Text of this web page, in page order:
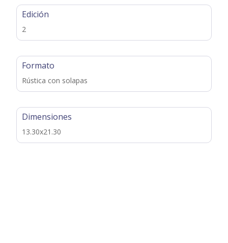
Edición
2
Formato
Rústica con solapas
Dimensiones
13.30x21.30